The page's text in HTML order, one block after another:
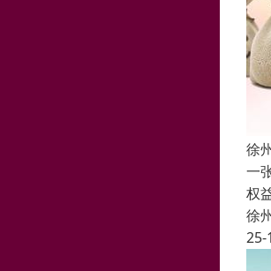
徐
一
权
徐
25-